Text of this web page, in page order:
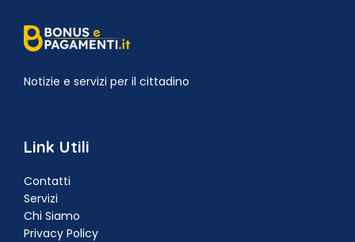
Notizie e servizi per il cittadino
Link Utili
Contatti
Servizi
Chi Siamo
Privacy Policy